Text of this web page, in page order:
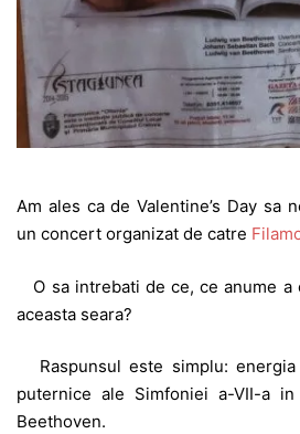
Am ales ca de Valentine’s Day sa
un concert organizat de catre
O sa intrebati de ce, ce anume a
aceasta seara?
Raspunsul este simplu:
puternice ale Simfoniei a-VII-a
Beethoven.